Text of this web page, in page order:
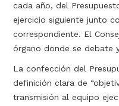
cada año, del
ejercicio siguiente junto
correspondiente. El
órgano donde se debate
La confección del
definición clara de
transmisión al equipo